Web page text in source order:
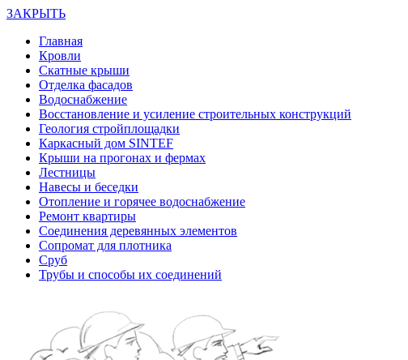
ЗАКРЫТЬ
Главная
Кровли
Скатные крыши
Отделка фасадов
Водоснабжение
Восстановление и усиление строительных конструкций
Геология стройплощадки
Каркасный дом SINTEF
Крыши на прогонах и фермах
Лестницы
Навесы и беседки
Отопление и горячее водоснабжение
Ремонт квартиры
Соединения деревянных элементов
Сопромат для плотника
Сруб
Трубы и способы их соединений